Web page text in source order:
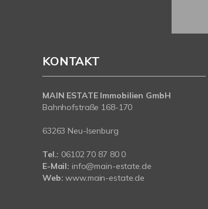
KONTAKT
MAIN ESTATE Immobilien GmbH
Bahnhofstraße 168-170
63263 Neu-Isenburg
Tel.: 06102 70 87 80 0
E-Mail: info@main-estate.de
Web: www.main-estate.de